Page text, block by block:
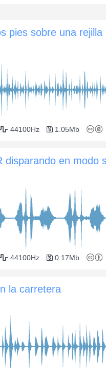
44100Hz 1.05Mb
44100Hz 0.17Mb
la carretera